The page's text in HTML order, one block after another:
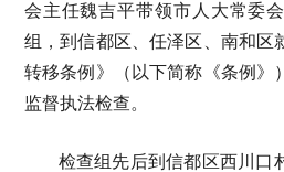
会主任魏吉平带领市人大常委
组，到信都区、任泽区、南和区
转移条例》（以下简称《条例》
监督执法检查。
检查组先后到信都区西川口